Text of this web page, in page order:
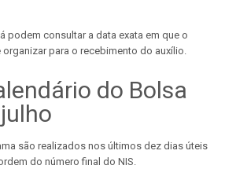
podem consultar a data exata em que o
para o recebimento do auxílio.
do Bolsa
são realizados nos últimos dez dias úteis
do número final do NIS.